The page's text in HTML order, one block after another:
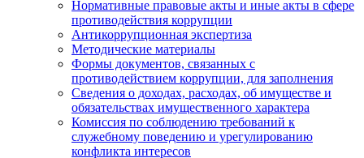
Нормативные правовые акты и иные акты в сфере
противодействия коррупции
Антикоррупционная экспертиза
Методические материалы
Формы документов, связанных с
противодействием коррупции, для заполнения
Сведения о доходах, расходах, об имуществе и
обязательствах имущественного характера
Комиссия по соблюдению требований к
служебному поведению и урегулированию
конфликта интересов